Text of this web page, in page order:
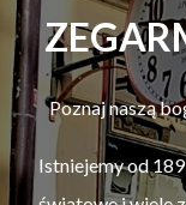
Poznaj naszą
Istniejemy od